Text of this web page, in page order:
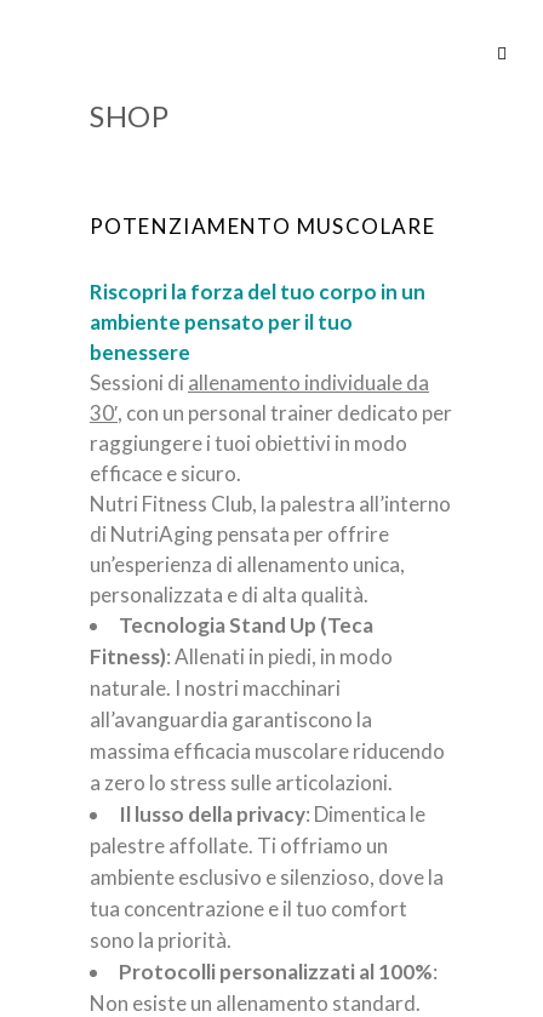
SHOP
POTENZIAMENTO MUSCOLARE
Riscopri la forza del tuo corpo in un
ambiente pensato per il tuo
benessere
Sessioni di allenamento individuale da
30′, con un personal trainer dedicato per
raggiungere i tuoi obiettivi in modo
efficace e sicuro.
Nutri Fitness Club, la palestra all’interno
di NutriAging pensata per offrire
un’esperienza di allenamento unica,
personalizzata e di alta qualità.
Tecnologia Stand Up (Teca
Fitness): Allenati in piedi, in modo
naturale. I nostri macchinari
all’avanguardia garantiscono la
massima efficacia muscolare riducendo
a zero lo stress sulle articolazioni.
Il lusso della privacy: Dimentica le
palestre affollate. Ti offriamo un
ambiente esclusivo e silenzioso, dove la
tua concentrazione e il tuo comfort
sono la priorità.
Protocolli personalizzati al 100%:
Non esiste un allenamento standard.